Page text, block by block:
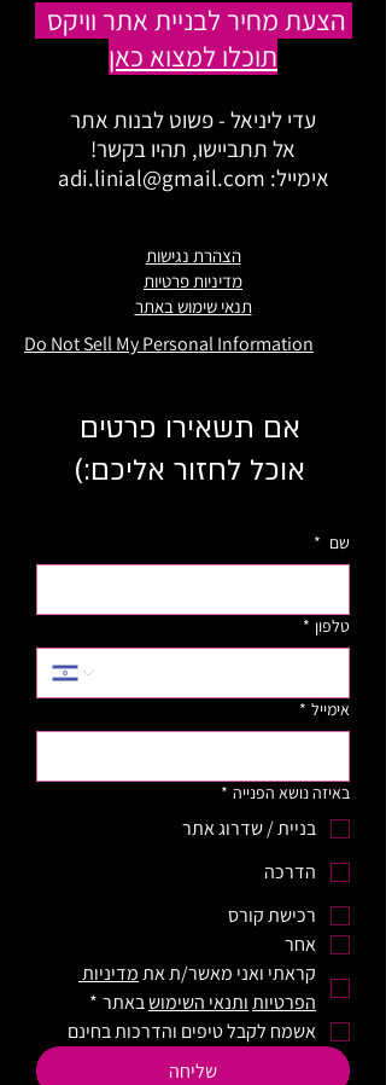
הצעת מחיר לבניית אתר וויקס
תוכלו למצוא כאן
עדי ליניאל - פשוט לבנות אתר
אל תתביישו, תהיו בקשר!
אימייל: adi.linial@gmail.com
הצהרת נגישות
מדיניות פרטיות
תנאי שימוש באתר
Do Not Sell My Personal Information
אם תשאירו פרטים
אוכל לחזור אליכם:)
שם *
טלפון *
אימייל *
באיזה נושא הפנייה *
בניית / שדרוג אתר
הדרכה
רכישת קורס
אחר
קראתי ואני מאשר/ת את
הפרטיותותנאי השימוש באתר *
אשמח לקבל טיפים והדרכות בחינם
שליחה